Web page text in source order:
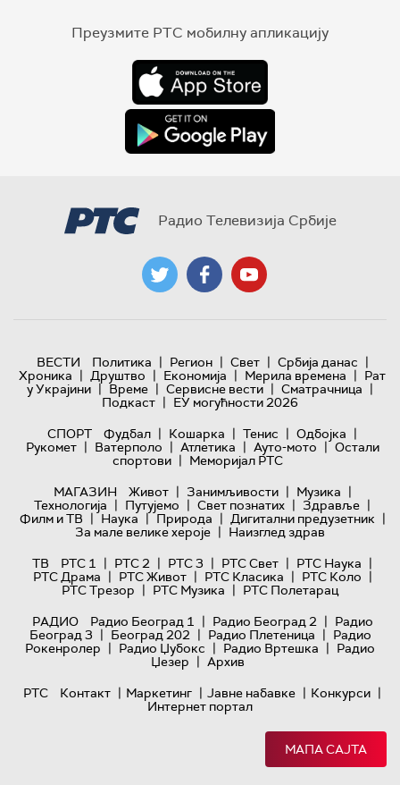
Преузмите РТС мобилну апликацију
Радио Телевизија Србије
ВЕСТИ Политика | Регион | Свет | Србија данас |
Хроника | Друштво | Економија | Мерила времена | Рат
у Украјини | Време | Сервисне вести | Сматрачница |
Подкаст | ЕУ могућности 2026
СПОРТ
Фудбал | Кошарка | Тенис | Одбојка |
Рукомет | Ватерполо | Атлетика | Ауто-мото | Остали
спортови | Меморијал РТС
МАГАЗИН
Живот | Занимљивости | Музика |
Технологијa | Путујемо | Свет познатих | Здравље |
Филм и ТВ | Наука | Природа | Дигитални предузетник |
За мале велике хероје | Наизглед здрав
ТВ
РТС 1 | РТС 2 | РТС 3 | РТС Свет | РТС Наука |
РТС Драма | РТС Живот | РТС Класика | РТС Коло |
РТС Трезор | РТС Музика | РТС Полетарац
РАДИО
Радио Београд 1 | Радио Београд 2 | Радио
Београд 3 | Београд 202 | Радио Плетеница | Радио
Рокенролер | Радио Џубокс | Радио Вртешка | Радио
Џезер | Архив
РТС
Контакт | Маркетинг | Јавне набавке | Конкурси |
Интернет портал
МАПА САЈТА